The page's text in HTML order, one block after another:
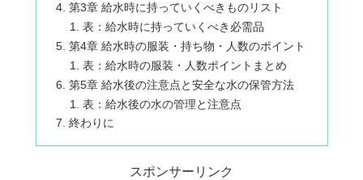
第3章 給水時に持っていくべきものリスト
表：給水時に持っていくべき必需品
第4章 給水時の服装・持ち物・人数のポイント
表：給水時の服装・人数ポイントまとめ
第5章 給水後の注意点と安全な水の保管方法
表：給水後の水の管理と注意点
終わりに
スポンサーリンク